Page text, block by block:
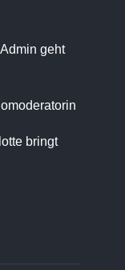
geht
bringt